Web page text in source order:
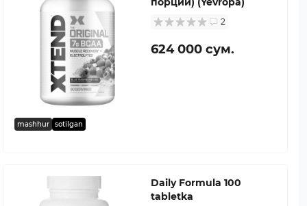
mashhur sotilgan
2
624 000 сум.
Daily Formula 100
tabletka